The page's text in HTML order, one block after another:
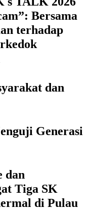
Bersama
terhadap
dan
Generasi
dan
Tiga SK
di Pulau